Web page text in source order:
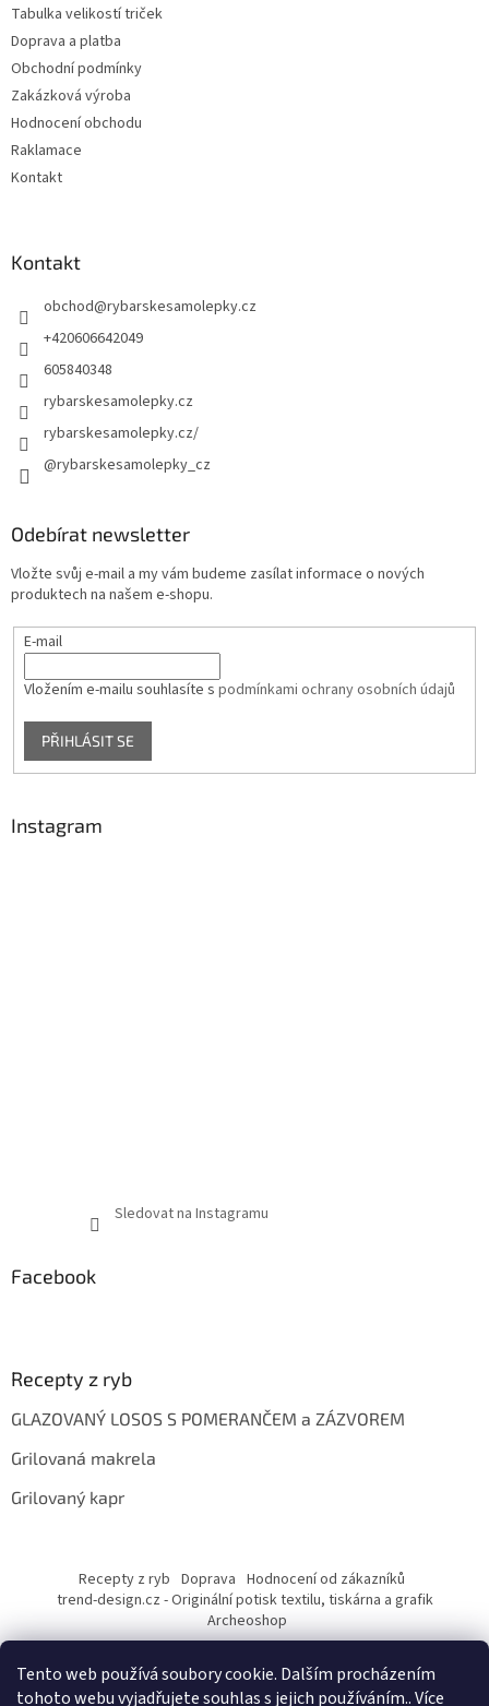
Tento web používá soubory cookie. Dalším procházením
tohoto webu vyjadřujete souhlas s jejich používáním.. Více
Tabulka velikostí triček
Doprava a platba
Obchodní podmínky
Zakázková výroba
Hodnocení obchodu
Raklamace
Kontakt
Kontakt
obchod@rybarskesamolepky.cz
+420606642049
605840348
rybarskesamolepky.cz
rybarskesamolepky.cz/
@rybarskesamolepky_cz
Odebírat newsletter
Vložte svůj e-mail a my vám budeme zasílat informace o nových
produktech na našem e-shopu.
E-mail
Vložením e-mailu souhlasíte s podmínkami ochrany osobních údajů
PŘIHLÁSIT SE
Instagram
Sledovat na Instagramu
Facebook
Recepty z ryb
GLAZOVANÝ LOSOS S POMERANČEM a ZÁZVOREM
Grilovaná makrela
Grilovaný kapr
Recepty z ryb Doprava Hodnocení od zákazníků
trend-design.cz - Originální potisk textilu, tiskárna a grafik
Archeoshop